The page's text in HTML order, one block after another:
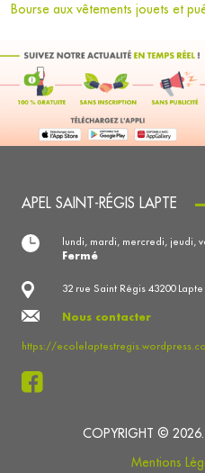
Bourse aux vêtements jouets et
APEL SAINT-RÉGIS LAPTE
32 rue Saint Régis 43200
Nous contacter
https://
lundi, mardi, mercredi, jeudi,
Fermé
COPYRIGHT ©
Mentions